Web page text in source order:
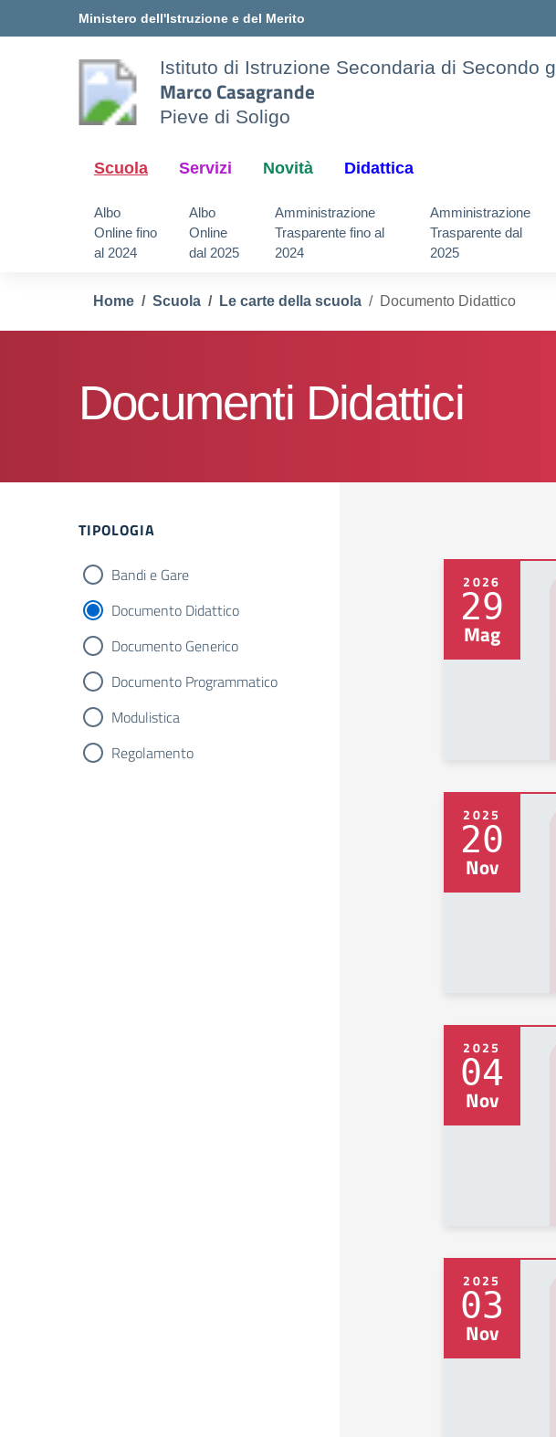
Vai ai contenuti
Vai al menu di navigazioneMinistero dell'Istruzione e del Merito
Istituto di Istruzione Secondaria di Secondo
Marco Casagrande
Pieve di Soligo
Scuola Servizi Novità Didattica
Albo
Online fino
al 2024
Albo
Online
dal 2025
Amministrazione
Trasparente fino al
2024
Amministrazione
Trasparente dal
2025
Home Scuola Le carte della scuola Documento Didattico
Documenti Didattici
TIPOLOGIA
Bandi e Gare
Documento Didattico
Documento Generico
Documento Programmatico
Modulistica
Regolamento
2026
29
Mag
2025
20
Nov
2025
04
Nov
2025
03
Nov